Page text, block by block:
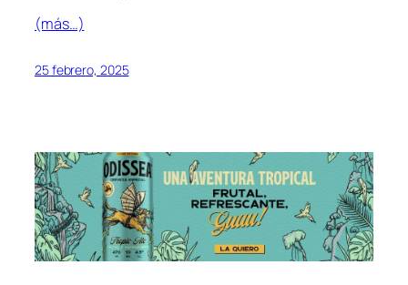
(más…)
25 febrero, 2025